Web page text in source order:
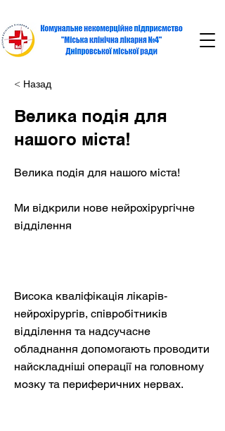
< Назад
Велика подія для
нашого міста!
Велика подія для нашого міста!
Ми відкрили нове нейрохірургічне
відділення
Висока кваліфікація лікарів-
нейрохірургів, співробітників
відділення та надсучасне
обладнання допомогають проводити
найскладніші операції на головному
мозку та периферичних нервах.